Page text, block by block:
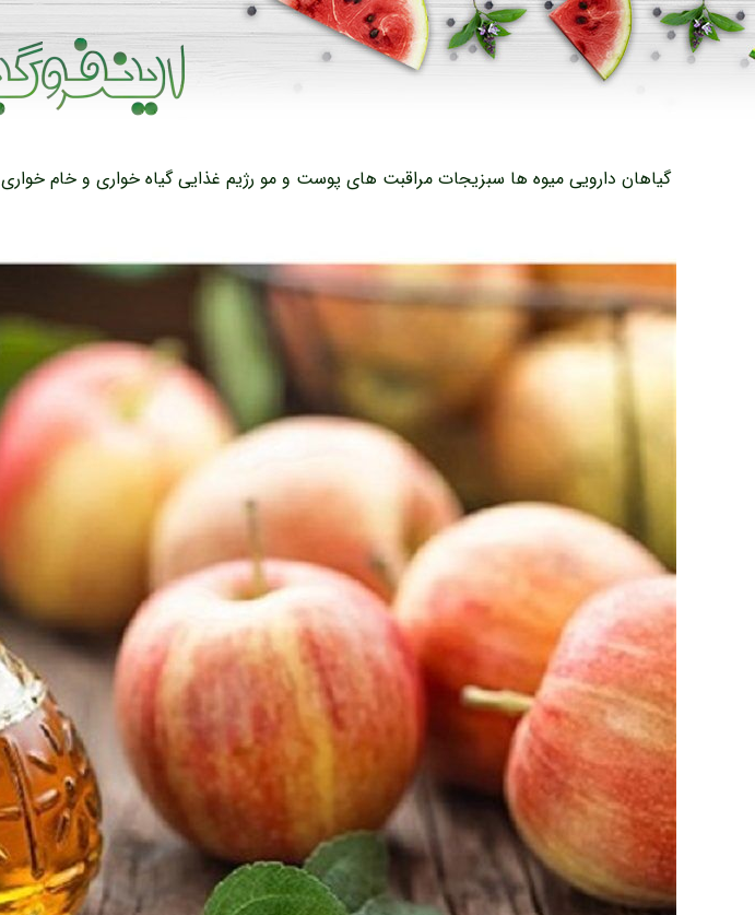
گیاهان دارویی میوه ها سبزیجات مراقبت های پوست و مو رژیم غذاییگیاه خواری و خام خواری